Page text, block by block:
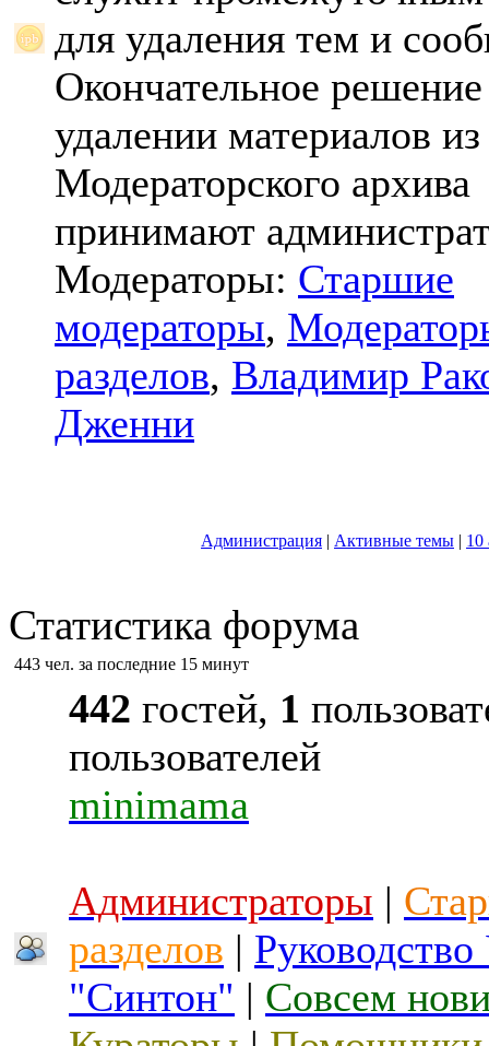
для удаления тем и
Окончательное
удалении материалов из
Модераторского архива
принимают
Модераторы: Старшие
модераторы,
разделов, Владимир
Дженни
Администрация | Активные темы | 10
Статистика форума
443 чел. за последние 15 минут
442 гостей, 1
пользователей
minimama
Администраторы |
разделов |
"Синтон" | Совсем